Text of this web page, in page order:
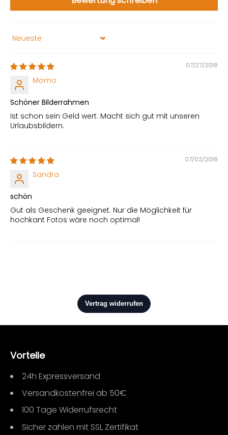
Sort by
07/27/2018
Momo
Schöner Bilderrahmen
Ist schon sein Geld wert. Macht sich gut mit unseren
Urlaubsbildern.
07/02/2018
Sandra
schön
Gut als Geschenk geeignet. Nur die Möglichkeit für
hochkant Fotos wäre noch optimal!
Vorteile
24h Expressversand
Versandkostenfrei ab 50€
100 Tage Widerrufsrecht
Sicher zahlen mit SSL Zertifikat